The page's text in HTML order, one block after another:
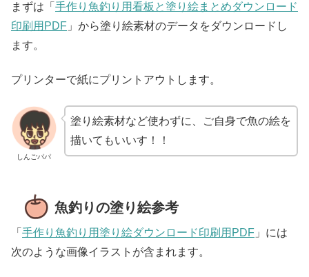
まずは「 手作り魚釣り用看板と塗り絵まとめダウンロード
印刷用PDF 」から塗り絵素材のデータをダウンロードし
ます。
プリンターで紙にプリントアウトします。
しんごパパ
塗り絵素材など使わずに、ご自身で魚の絵を
描いてもいいす！！
魚釣りの塗り絵参考
「 手作り魚釣り用塗り絵ダウンロード印刷用PDF 」には
次のような画像イラストが含まれます。